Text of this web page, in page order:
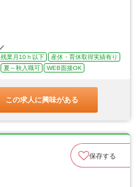
残業月10ｈ以下
産休・育休取得実績有り
夏～秋入職可 WEB面接OK
この求人に興味がある
保存する